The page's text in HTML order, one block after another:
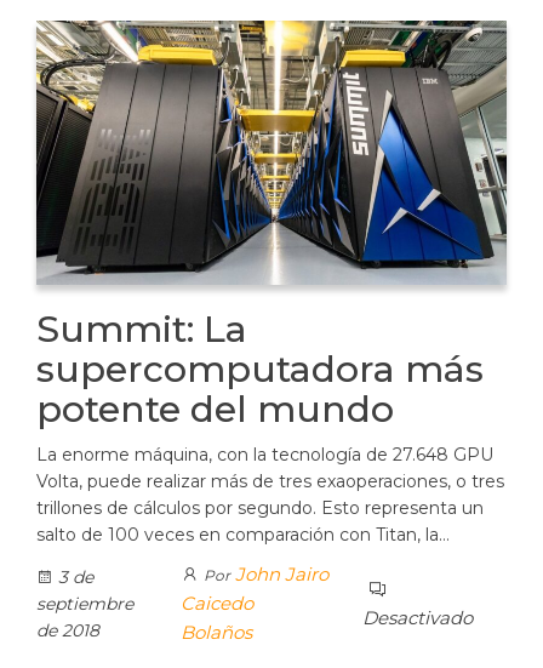
Summit: La
supercomputadora más
potente del mundo
La enorme máquina, con la tecnología de 27.648 GPU
Volta, puede realizar más de tres exaoperaciones, o tres
trillones de cálculos por segundo. Esto representa un
salto de 100 veces en comparación con Titan, la…
3 de
septiembre
de 2018
Por John Jairo
Caicedo
Bolaños
Desactivado